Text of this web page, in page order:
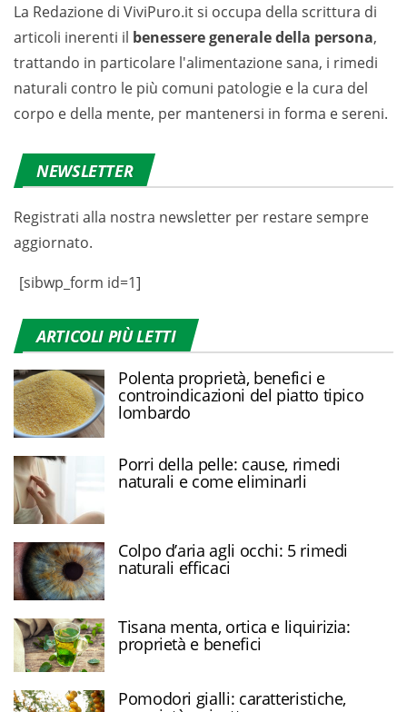
La Redazione di ViviPuro.it si occupa della scrittura di
articoli inerenti il benessere generale della persona,
trattando in particolare l'alimentazione sana, i rimedi
naturali contro le più comuni patologie e la cura del
corpo e della mente, per mantenersi in forma e sereni.
NEWSLETTER
Registrati alla nostra newsletter per restare sempre
aggiornato.
[sibwp_form id=1]
ARTICOLI PIÙ LETTI
Polenta proprietà, benefici e
controindicazioni del piatto tipico
lombardo
Porri della pelle: cause, rimedi
naturali e come eliminarli
Colpo d’aria agli occhi: 5 rimedi
naturali efficaci
Tisana menta, ortica e liquirizia:
proprietà e benefici
Pomodori gialli: caratteristiche,